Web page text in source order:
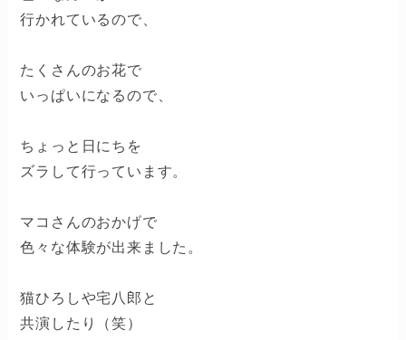
行かれているので、
たくさんのお花で
いっぱいになるので、
ちょっと日にちを
ズラして行っています。
マコさんのおかげで
色々な体験が出来ました。
猫ひろしや宅八郎と
共演したり（笑）